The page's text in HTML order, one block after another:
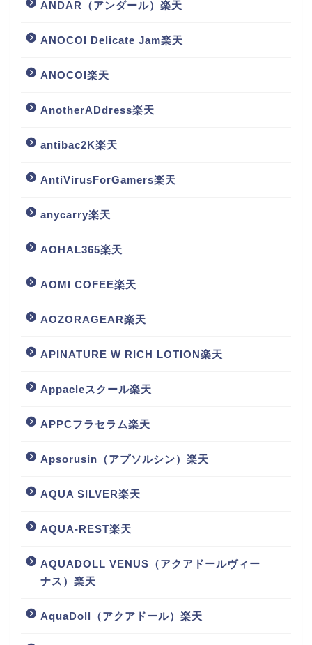
ANDAR（アンダール）楽天
ANOCOI Delicate Jam楽天
ANOCOI楽天
AnotherADdress楽天
antibac2K楽天
AntiVirusForGamers楽天
anycarry楽天
AOHAL365楽天
AOMI COFEE楽天
AOZORAGEAR楽天
APINATURE W RICH LOTION楽天
Appacleスクール楽天
APPCフラセラム楽天
Apsorusin（アプソルシン）楽天
AQUA SILVER楽天
AQUA-REST楽天
AQUADOLL VENUS（アクアドールヴィー
ナス）楽天
AquaDoll（アクアドール）楽天